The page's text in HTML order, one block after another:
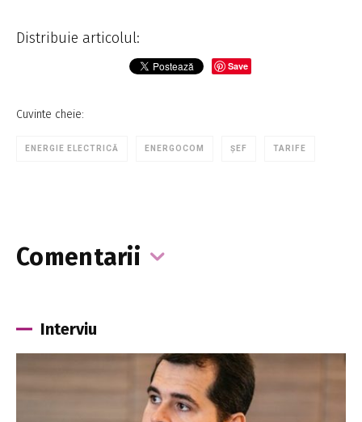
Distribuie articolul:
Save
Cuvinte cheie:
ENERGIE ELECTRICĂ ENERGOCOM ȘEF TARIFE
Comentarii
Interviu